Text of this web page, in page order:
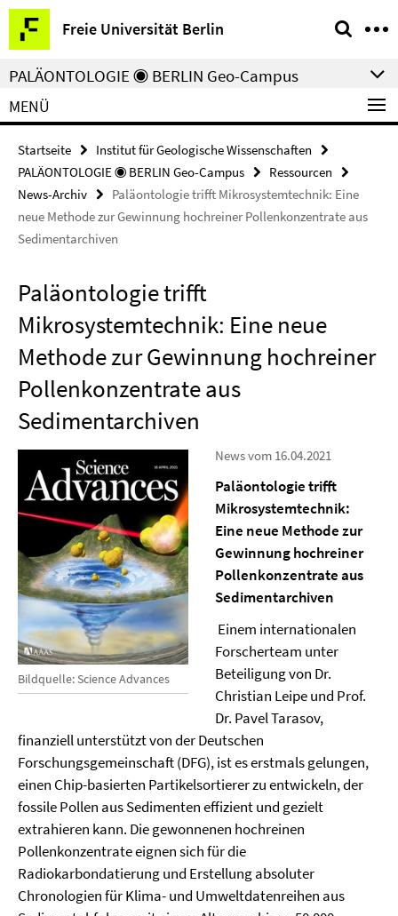
Springe
direkt
zu
Inhalt
Freie Universität Berlin
Service-
Navigation
PALÄONTOLOGIE ◉ BERLIN Geo-Campus
MENÜ
Startseite
Institut für Geologische Wissenschaften
PALÄONTOLOGIE ◉ BERLIN Geo-Campus
Ressourcen
News-Archiv
Paläontologie trifft Mikrosystemtechnik: Eine
neue Methode zur Gewinnung hochreiner Pollenkonzentrate aus
Sedimentarchiven
Paläontologie trifft
Mikrosystemtechnik: Eine neue
Methode zur Gewinnung hochreiner
Pollenkonzentrate aus
Sedimentarchiven
Bildquelle: Science Advances
News vom 16.04.2021
Paläontologie trifft
Mikrosystemtechnik:
Eine neue Methode zur
Gewinnung hochreiner
Pollenkonzentrate aus
Sedimentarchiven
Einem internationalen
Forscherteam unter
Beteiligung von Dr.
Christian Leipe und Prof.
Dr. Pavel Tarasov,
finanziell unterstützt von der Deutschen
Forschungsgemeinschaft (DFG), ist es erstmals gelungen,
einen Chip-basierten Partikelsortierer zu entwickeln, der
fossile Pollen aus Sedimenten effizient und gezielt
extrahieren kann. Die gewonnenen hochreinen
Pollenkonzentrate eignen sich für die
Radiokarbondatierung und Erstellung absoluter
Chronologien für Klima- und Umweltdatenreihen aus